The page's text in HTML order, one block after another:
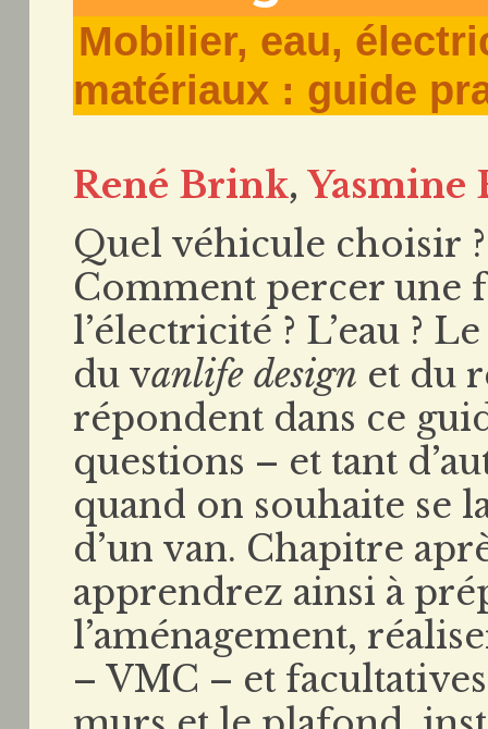
Mobilier, eau,
matériaux : guide
René Brink,Yasmine
Quel véhicule choisir
Comment percer une
l’électricité ? L’eau ?
du vanlife design et du
répondent dans ce
questions – et tant
quand on souhaite se
d’un van. Chapitre
apprendrez ainsi à
l’aménagement,
– VMC – et